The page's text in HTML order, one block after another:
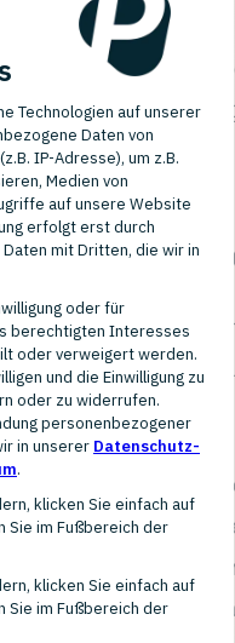
, die
liegt dabei
Multi-Market-
von evondo
Strukturen
—
die einen
D2C-
operativ nicht